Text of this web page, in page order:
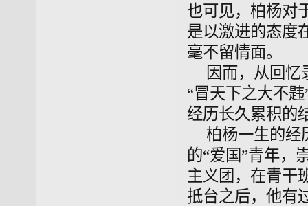
也可见，柏杨对
是以激进的态度
毫不留情面。
因而，从回
“冒天下之大不
经历长久累积的
柏杨一生的经
的“爱国”青年，
主义团，在青干
抵台之后，他有